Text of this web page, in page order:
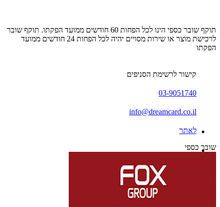
תוקף שובר כספי הינו לכל הפחות 60 חודשים ממועד הפקתו. תוקף שובר
לרכישת מוצר או שירות מסויים יהיה לכל הפחות 24 חודשים ממועד
הפקתו
קישור לרשימת הסניפים
03-9051740
info@dreamcard.co.il
לאתר
שובר כספי